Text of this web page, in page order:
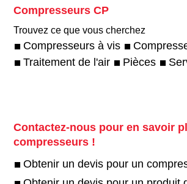
Compresseurs CP
Trouvez ce que vous cherchez
Compresseurs à vis
Traitement de l'air
Pièces
Contactez-nous pour en savoir
compresseurs !
Obtenir un devis pour un